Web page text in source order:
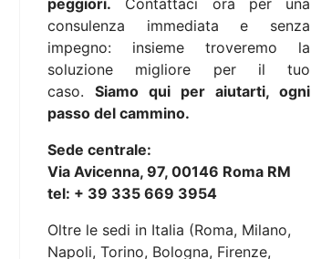
consulenza immediata e senza
impegno: insieme troveremo la
soluzione migliore per il tuo
caso. Siamo qui per aiutarti, ogni
passo del cammino.
Sede centrale:
Via Avicenna, 97, 00146 Roma RM
tel: + 39 335 669 3954
Oltre le sedi in Italia (Roma, Milano,
Napoli, Torino, Bologna, Firenze,